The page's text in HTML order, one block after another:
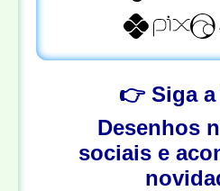
👉 Siga a
Desenhos
sociais e